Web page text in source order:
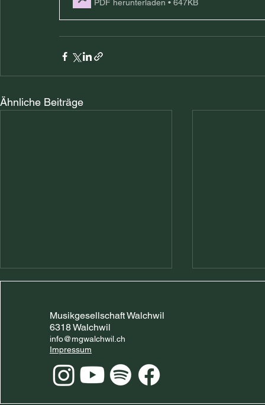
PDF herunterladen • 647KB
Ähnliche Beiträge
Eidg. Musikfest 2026 in
Musikgesellschaft Walchwil
6318 Walchwil
info@mgwalchwil.ch
Impressum